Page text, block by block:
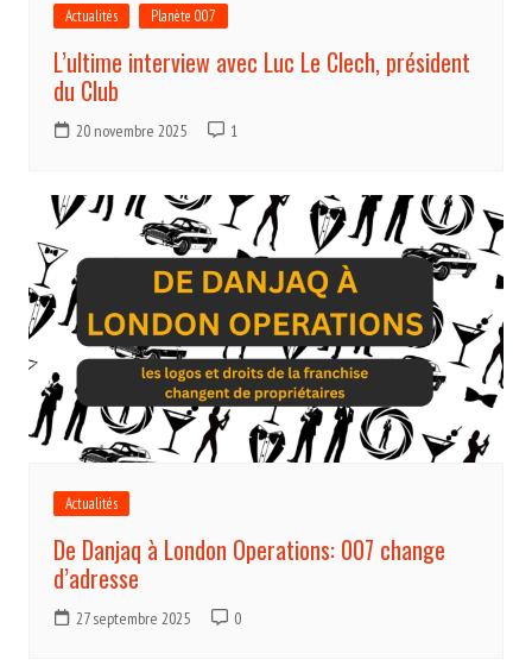
Actualités Planète 007
L’ultime interview avec Luc Le Clech, président
du Club
20 novembre 2025 1
Actualités
De Danjaq à London Operations: 007 change
d’adresse
27 septembre 2025 0